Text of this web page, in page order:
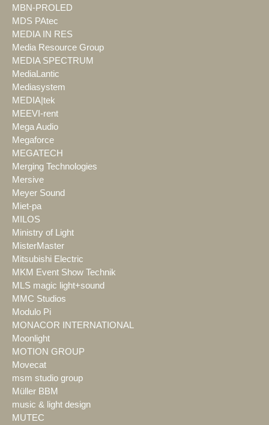
MBN-PROLED
MDS PAtec
MEDIA IN RES
Media Resource Group
MEDIA SPECTRUM
MediaLantic
Mediasystem
MEDIA|tek
MEEVI-rent
Mega Audio
Megaforce
MEGATECH
Merging Technologies
Mersive
Meyer Sound
Miet-pa
MILOS
Ministry of Light
MisterMaster
Mitsubishi Electric
MKM Event Show Technik
MLS magic light+sound
MMC Studios
Modulo Pi
MONACOR INTERNATIONAL
Moonlight
MOTION GROUP
Movecat
msm studio group
Müller BBM
music & light design
MUTEC